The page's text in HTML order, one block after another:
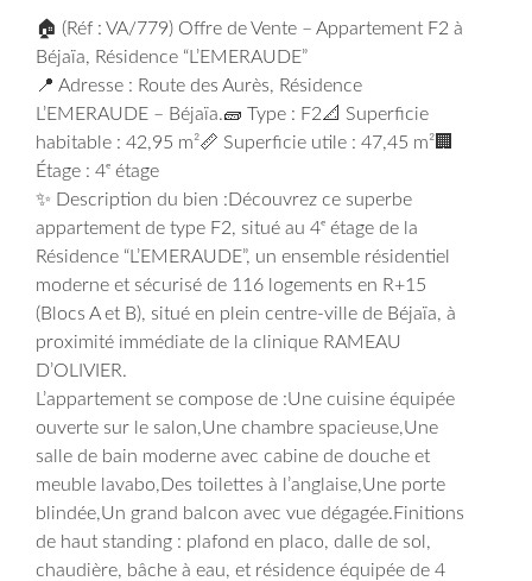
🏠 (Réf : VA/779) Offre de Vente – Appartement F2 à
Béjaïa, Résidence “L’EMERAUDE”
📍 Adresse : Route des Aurès, Résidence
L’EMERAUDE – Béjaïa.🧱 Type : F2📐 Superficie
habitable : 42,95 m²📏 Superficie utile : 47,45 m²🏢
Étage : 4ᵉ étage
✨ Description du bien :Découvrez ce superbe
appartement de type F2, situé au 4ᵉ étage de la
Résidence “L’EMERAUDE”, un ensemble résidentiel
moderne et sécurisé de 116 logements en R+15
(Blocs A et B), situé en plein centre-ville de Béjaïa, à
proximité immédiate de la clinique RAMEAU
D’OLIVIER.
L’appartement se compose de :Une cuisine équipée
ouverte sur le salon,Une chambre spacieuse,Une
salle de bain moderne avec cabine de douche et
meuble lavabo,Des toilettes à l’anglaise,Une porte
blindée,Un grand balcon avec vue dégagée.Finitions
de haut standing : plafond en placo, dalle de sol,
chaudière, bâche à eau, et résidence équipée de 4